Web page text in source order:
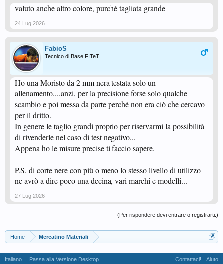
valuto anche altro colore, purché tagliata grande
24 Lug 2026
FabioS
Tecnico di Base FITeT
Ho una Moristo da 2 mm nera testata solo un
allenamento....anzi, per la precisione forse solo qualche
scambio e poi messa da parte perché non era ciò che cercavo
per il dritto.
In genere le taglio grandi proprio per riservarmi la possibilità
di rivenderle nel caso di test negativo...
Appena ho le misure precise ti faccio sapere.
P.S. di corte nere con più o meno lo stesso livello di utilizzo
ne avrò a dire poco una decina, vari marchi e modelli...
27 Lug 2026
(Per rispondere devi entrare o registrarti.)
Home Mercatino Materiali
Italiano Passa alla Versione Desktop Contattaci! Aiuto